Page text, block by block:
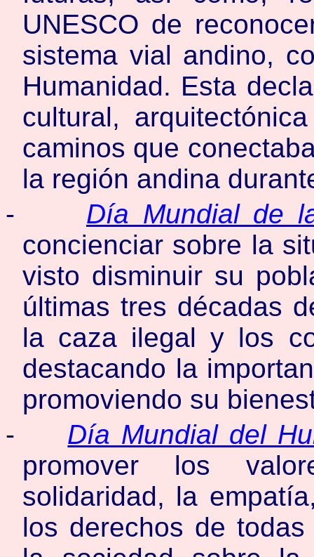
UNESCO de
sistema vial andino,
Humanidad. Esta
cultural,
caminos que
la región andina
-
Día Mundial de
concienciar sobre la
visto disminuir su
últimas tres décadas
la caza ilegal y los
destacando la
promoviendo su
-
Día Mundial del
promover los
solidaridad, la
los derechos de